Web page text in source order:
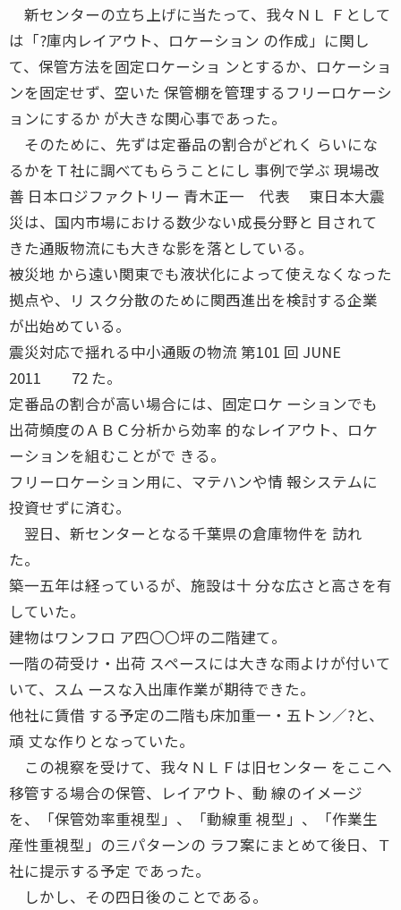
新センターの立ち上げに当たって、我々ＮＬ Ｆとして
は「?庫内レイアウト、ロケーション の作成」に関し
て、保管方法を固定ロケーショ ンとするか、ロケーショ
ンを固定せず、空いた 保管棚を管理するフリーロケーシ
ョンにするか が大きな関心事であった。
そのために、先ずは定番品の割合がどれく らいにな
るかをＴ社に調べてもらうことにし 事例で学ぶ 現場改
善 日本ロジファクトリー 青木正一 代表 東日本大震
災は、国内市場における数少ない成長分野と 目されて
きた通販物流にも大きな影を落としている。
被災地 から遠い関東でも液状化によって使えなくなった
拠点や、リ スク分散のために関西進出を検討する企業
が出始めている。
震災対応で揺れる中小通販の物流 第101 回 JUNE
2011 72 た。
定番品の割合が高い場合には、固定ロケ ーションでも
出荷頻度のＡＢＣ分析から効率 的なレイアウト、ロケ
ーションを組むことがで きる。
フリーロケーション用に、マテハンや情 報システムに
投資せずに済む。
翌日、新センターとなる千葉県の倉庫物件を 訪れ
た。
築一五年は経っているが、施設は十 分な広さと高さを有
していた。
建物はワンフロ ア四〇〇坪の二階建て。
一階の荷受け・出荷 スペースには大きな雨よけが付いて
いて、スム ースな入出庫作業が期待できた。
他社に賃借 する予定の二階も床加重一・五トン／?と、
頑 丈な作りとなっていた。
この視察を受けて、我々ＮＬＦは旧センター をここへ
移管する場合の保管、レイアウト、動 線のイメージ
を、「保管効率重視型」、「動線重 視型」、「作業生
産性重視型」の三パターンの ラフ案にまとめて後日、Ｔ
社に提示する予定 であった。
しかし、その四日後のことである。